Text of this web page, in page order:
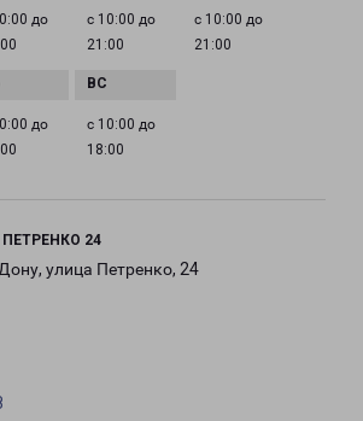
до
с 10:00 до
21:00
с 10:00 до
21:00
до
с 10:00 до
18:00
24
улица Петренко, 24